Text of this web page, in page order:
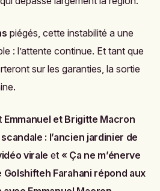
piégés, cette instabilité a une
: l’attente continue. Et tant que
sur les garanties, la sortie
Emmanuel et Brigitte Macron
: l’ancien jardinier de
virale et « Ça ne m’énerve
Farahani répond aux